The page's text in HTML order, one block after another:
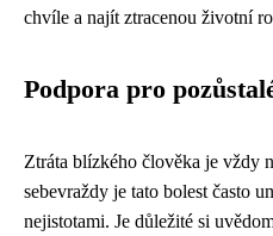
chvíle a najít ztracenou životní
Podpora pro
Ztráta blízkého člověka je vždy
sebevraždy je tato bolest často
nejistotami. Je důležité si